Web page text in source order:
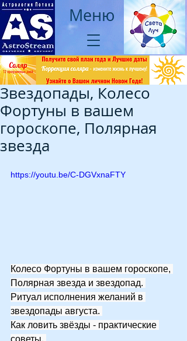
Меню
Звездопады, Колесо
Фортуны в вашем
гороскопе, Полярная
звезда
https://youtu.be/C-DGVxnaFTY
Колесо Фортуны в вашем гороскопе,
Полярная звезда и звездопад.
Ритуал исполнения желаний в
звездопады августа.
Как ловить звёзды - практические
советы.